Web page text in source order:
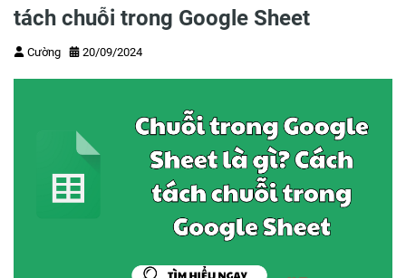
tách chuỗi trong Google Sheet
Cường 20/09/2024